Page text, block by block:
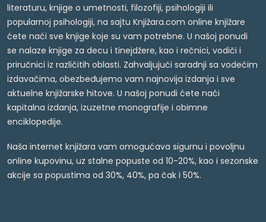
literaturu, knjige o umetnosti, filozofiji, psihologiji ili
popularnoj psihologiji, na sajtu Knjižara.com online knjižare
ćete naći sve knjige koje su vam potrebne. U našoj ponudi
se nalaze knjige za decu i tinejdžere, kao i rečnici, vodiči i
priručnici iz različitih oblasti. Zahvaljujući saradnji sa vodećim
izdavačima, obezbeđujemo vam najnovija izdanja i sve
aktuelne knjižarske hitove. U našoj ponudi ćete naći
kapitalna izdanja, izuzetne monografije i obimne
enciklopedije.
Naša internet knjižara vam omogućava sigurnu i povoljnu
online kupovinu, uz stalne popuste od 10-20%, kao i sezonske
akcije sa popustima od 30%, 40%, pa čak i 50%.